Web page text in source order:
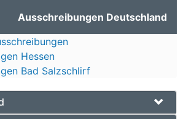
Ausschreibungen Deutschland
Hessen
Bad Salzschlirf